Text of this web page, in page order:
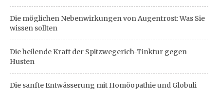
Die möglichen Nebenwirkungen von Augentrost: Was Sie
wissen sollten
Die heilende Kraft der Spitzwegerich-Tinktur gegen
Husten
Die sanfte Entwässerung mit Homöopathie und Globuli